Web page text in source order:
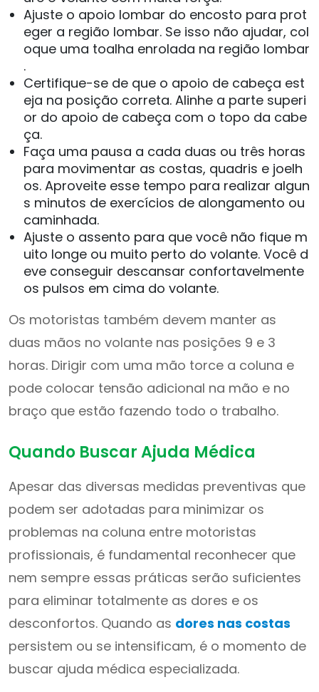
Ajuste o apoio lombar do encosto para prot
eger a região lombar. Se isso não ajudar, col
oque uma toalha enrolada na região lombar
.
Certifique-se de que o apoio de cabeça est
eja na posição correta. Alinhe a parte superi
or do apoio de cabeça com o topo da cabe
ça.
Faça uma pausa a cada duas ou três horas
para movimentar as costas, quadris e joelh
os. Aproveite esse tempo para realizar algun
s minutos de exercícios de alongamento ou
caminhada.
Ajuste o assento para que você não fique m
uito longe ou muito perto do volante. Você d
eve conseguir descansar confortavelmente
os pulsos em cima do volante.
Os motoristas também devem manter as
duas mãos no volante nas posições 9 e 3
horas. Dirigir com uma mão torce a coluna e
pode colocar tensão adicional na mão e no
braço que estão fazendo todo o trabalho.
Quando Buscar Ajuda Médica
Apesar das diversas medidas preventivas que
podem ser adotadas para minimizar os
problemas na coluna entre motoristas
profissionais, é fundamental reconhecer que
nem sempre essas práticas serão suficientes
para eliminar totalmente as dores e os
desconfortos. Quando as dores nas costas
persistem ou se intensificam, é o momento de
buscar ajuda médica especializada.